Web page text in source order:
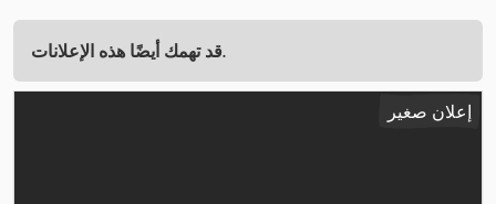
قد تهمك أيضًا هذه الإعلانات.
إعلان صغير